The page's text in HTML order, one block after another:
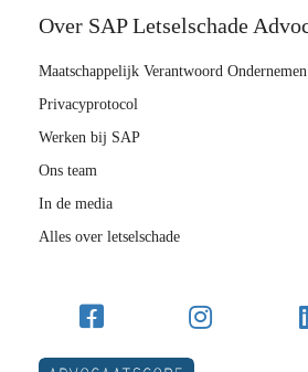
Over SAP Letselschade
Maatschappelijk Verantwoord Ondernemen
Privacyprotocol
Werken bij SAP
Ons team
In de media
Alles over letselschade